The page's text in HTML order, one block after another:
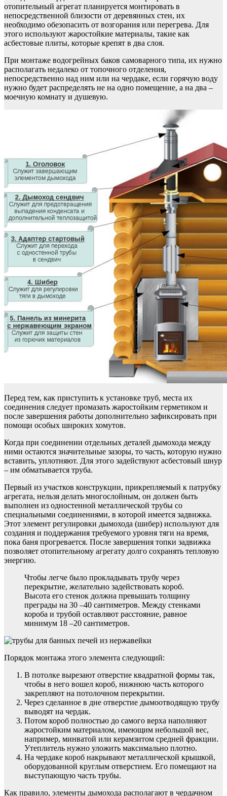
отопительный агрегат планируется монтировать в
непосредственной близости от деревянных стен, их
необходимо обезопасить от возгорания или перегрева. Для
этого используют жаростойкие материалы, такие как
асбестовые плиты, которые крепят в два слоя.
При монтаже водогрейных баков самоварного типа, их нужно
располагать недалеко от топочного отделения,
непосредственно над ним или на чердаке, если горячую воду
нужно будет распределять не на одно помещение, а на два –
моечную комнату и душевую.
Перед тем, как приступить к установке труб, места их
соединения следует промазать жаростойким герметиком и
после завершения работы дополнительно зафиксировать при
помощи особых широких хомутов.
Когда при соединении отдельных деталей дымохода между
ними остаются значительные зазоры, то часть, которую нужно
вставить, уплотняют. Для этого задействуют асбестовый шнур
– им обматывается труба.
Первый из участков конструкции, прикрепляемый к патрубку
агрегата, нельзя делать многослойным, он должен быть
выполнен из одностенной металлической трубы со
специальными соединениями, в которой имеется задвижка.
Этот элемент регулировки дымохода (шибер) используют для
создания и поддержания требуемого уровня тяги на время,
пока баня прогревается. После завершения топки задвижка
позволяет отопительному агрегату долго сохранять тепловую
энергию.
Чтобы легче было прокладывать трубу через
перекрытие, желательно задействовать короб.
Высота его стенок должна превышать толщину
преграды на 30 –40 сантиметров. Между стенками
короба и трубой оставляют расстояние, равное
минимум 18 –20 сантиметров.
Порядок монтажа этого элемента следующий:
В потолке вырезают отверстие квадратной формы так,
чтобы в него вошел короб, нижнюю часть которого
закрепляют на потолочном перекрытии.
Через сделанное в дне отверстие дымоотводящую трубу
выводят на чердак.
Потом короб полностью до самого верха наполняют
жаростойким материалом, имеющим небольшой вес,
например, минватой или керамзитом средней фракции.
Утеплитель нужно уложить максимально плотно.
На чердаке короб накрывают металлической крышкой,
оборудованной круглым отверстием. Его помещают на
выступающую часть трубы.
Как правило, элементы дымохода располагают в чердачном